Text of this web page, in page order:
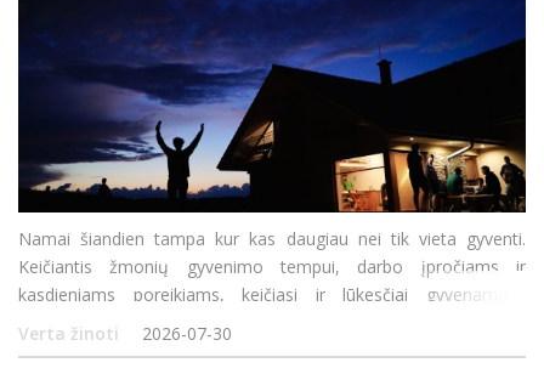
Namai šiandien tampa kur kas daugiau nei tik vieta gyventi.
Keičiantis žmonių gyvenimo tempui, darbo įpročiams ir
kasdieniams poreikiams, keičiasi ir lūkesčiai gyvenamajai
aplinkai. Vis daugiau dėmesio skiriama ne tik būsto išvaizdai, bet
ir tam, kaip jis gali padėti gyventi patogiau,
Verta žinoti 2026-07-30